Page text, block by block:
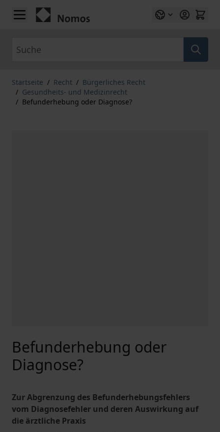
Zum Inhalt springen
Startseite / Recht / Bürgerliches Recht
/ Gesundheits- und Medizinrecht
/ Befunderhebung oder Diagnose?
Befunderhebung oder
Diagnose?
Zur Abgrenzung des Befunderhebungsfehlers
vom Diagnosefehler und deren Auswirkung auf
die ärztliche Praxis